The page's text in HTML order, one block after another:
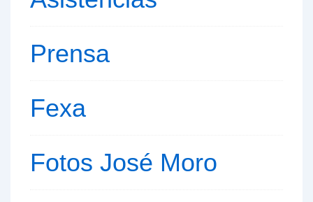
Prensa
Fexa
Fotos José Moro